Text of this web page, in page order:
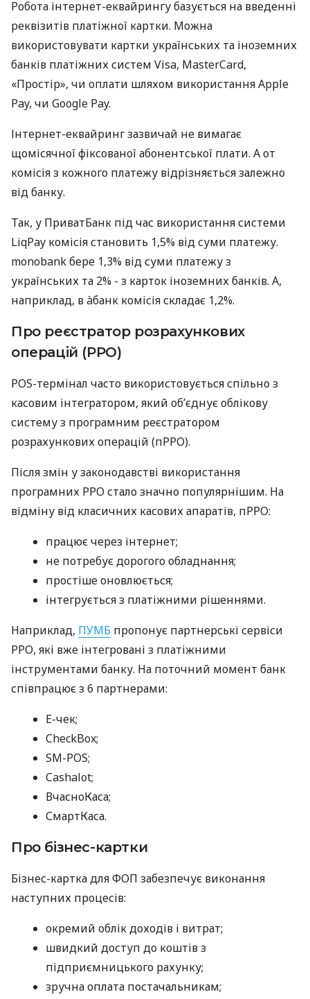
Робота інтернет-еквайрингу базується на введенні
реквізитів платіжної картки. Можна
використовувати картки українських та іноземних
банків платіжних систем Visa, MasterCard,
«Простір», чи оплати шляхом використання Apple
Pay, чи Google Pay.
Інтернет-еквайринг зазвичай не вимагає
щомісячної фіксованої абонентської плати. А от
комісія з кожного платежу відрізняється залежно
від банку.
Так, у ПриватБанк під час використання системи
LiqPay комісія становить 1,5% від суми платежу.
monobank бере 1,3% від суми платежу з
українських та 2% - з карток іноземних банків. А,
наприклад, в àбанк комісія складає 1,2%.
Про реєстратор розрахункових
операцій (РРО)
POS-термінал часто використовується спільно з
касовим інтегратором, який об’єднує облікову
систему з програмним реєстратором
розрахункових операцій (пРРО).
Після змін у законодавстві використання
програмних РРО стало значно популярнішим. На
відміну від класичних касових апаратів, пРРО:
працює через інтернет;
не потребує дорогого обладнання;
простіше оновлюється;
інтегрується з платіжними рішеннями.
Наприклад, ПУМБ пропонує партнерські сервіси
РРО, які вже інтегровані з платіжними
інструментами банку. На поточний момент банк
співпрацює з 6 партнерами:
E-чек;
CheckBox;
SM-POS;
Cashalot;
ВчасноКаса;
СмартКаса.
Про бізнес-картки
Бізнес-картка для ФОП забезпечує виконання
наступних процесів:
окремий облік доходів і витрат;
швидкий доступ до коштів з
підприємницького рахунку;
зручна оплата постачальникам;